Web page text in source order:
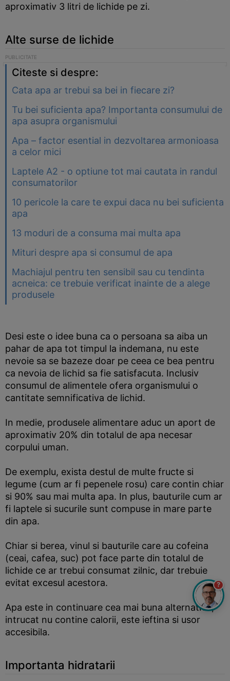
aproximativ 3 litri de lichide pe zi.
Alte surse de lichide
Citeste si despre:
Cata apa ar trebui sa bei in fiecare zi?
Tu bei suficienta apa? Importanta consumului de
apa asupra organismului
Apa – factor esential in dezvoltarea armonioasa
a celor mici
Laptele A2 - o optiune tot mai cautata in randul
consumatorilor
10 pericole la care te expui daca nu bei suficienta
apa
13 moduri de a consuma mai multa apa
Mituri despre apa si consumul de apa
Machiajul pentru ten sensibil sau cu tendinta
acneica: ce trebuie verificat inainte de a alege
produsele
Desi este o idee buna ca o persoana sa aiba un
pahar de apa tot timpul la indemana, nu este
nevoie sa se bazeze doar pe ceea ce bea pentru
ca nevoia de lichid sa fie satisfacuta. Inclusiv
consumul de alimentele ofera organismului o
cantitate semnificativa de lichid.
In medie, produsele alimentare aduc un aport de
aproximativ 20% din totalul de apa necesar
corpului uman.
De exemplu, exista destul de multe fructe si
legume (cum ar fi pepenele rosu) care contin chiar
si 90% sau mai multa apa. In plus, bauturile cum ar
fi laptele si sucurile sunt compuse in mare parte
din apa.
Chiar si berea, vinul si bauturile care au cofeina
(ceai, cafea, suc) pot face parte din totalul de
lichide ce ar trebui consumat zilnic, dar trebuie
evitat excesul acestora.
Apa este in continuare cea mai buna alternativa,
intrucat nu contine calorii, este ieftina si usor
accesibila.
Importanta hidratarii
?